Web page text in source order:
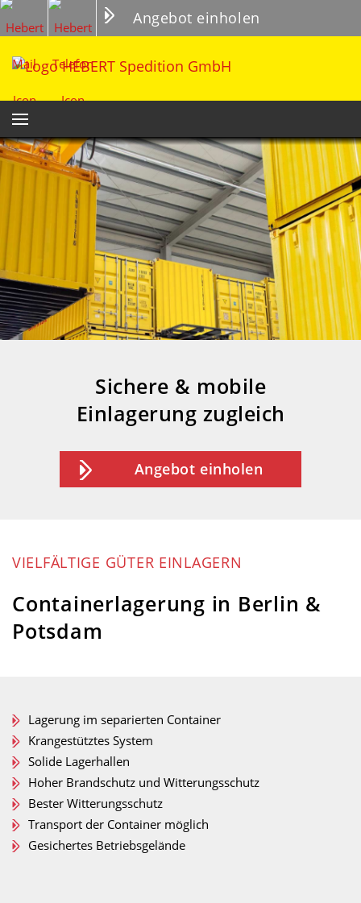
Angebot einholen
Sichere & mobile
Einlagerung zugleich
Angebot einholen
VIELFÄLTIGE GÜTER EINLAGERN
Containerlagerung in Berlin &
Potsdam
Lagerung im separierten Container
Krangestütztes System
Solide Lagerhallen
Hoher Brandschutz und Witterungsschutz
Bester Witterungsschutz
Transport der Container möglich
Gesichertes Betriebsgelände